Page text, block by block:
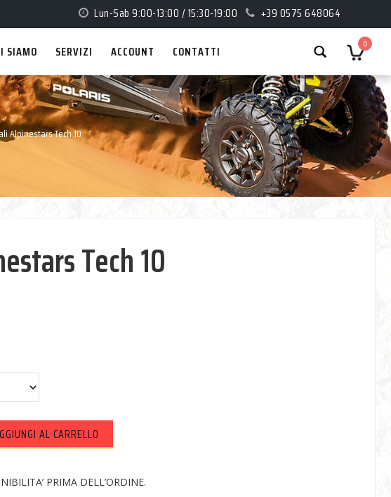
Lun-Sab 9:00-13:00 / 15:30-19:00 +39 0575 648064
0
SIAMO SERVIZI ACCOUNT CONTATTI
Alpinestars Tech 10
Tech 10
AL CARRELLO
PRIMA DELL’ORDINE.